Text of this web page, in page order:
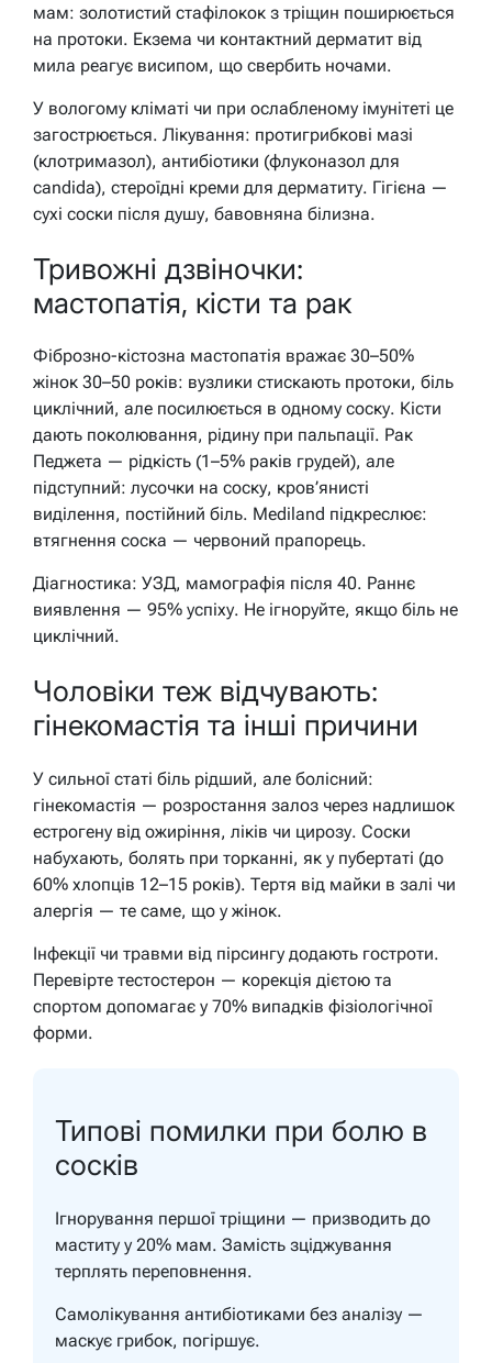
мам: золотистий стафілокок з тріщин поширюється
на протоки. Екзема чи контактний дерматит від
мила реагує висипом, що свербить ночами.
У вологому кліматі чи при ослабленому імунітеті це
загострюється. Лікування: протигрибкові мазі
(клотримазол), антибіотики (флуконазол для
candida), стероїдні креми для дерматиту. Гігієна —
сухі соски після душу, бавовняна білизна.
Тривожні дзвіночки:
мастопатія, кісти та рак
Фіброзно-кістозна мастопатія вражає 30–50%
жінок 30–50 років: вузлики стискають протоки, біль
циклічний, але посилюється в одному соску. Кісти
дають поколювання, рідину при пальпації. Рак
Педжета — рідкість (1–5% раків грудей), але
підступний: лусочки на соску, кров’янисті
виділення, постійний біль. Mediland підкреслює:
втягнення соска — червоний прапорець.
Діагностика: УЗД, мамографія після 40. Раннє
виявлення — 95% успіху. Не ігноруйте, якщо біль не
циклічний.
Чоловіки теж відчувають:
гінекомастія та інші причини
У сильної статі біль рідший, але болісний:
гінекомастія — розростання залоз через надлишок
естрогену від ожиріння, ліків чи цирозу. Соски
набухають, болять при торканні, як у пубертаті (до
60% хлопців 12–15 років). Тертя від майки в залі чи
алергія — те саме, що у жінок.
Інфекції чи травми від пірсингу додають гостроти.
Перевірте тестостерон — корекція дієтою та
спортом допомагає у 70% випадків фізіологічної
форми.
Типові помилки при болю в
сосків
Ігнорування першої тріщини — призводить до
маститу у 20% мам. Замість зціджування
терплять переповнення.
Самолікування антибіотиками без аналізу —
маскує грибок, погіршує.